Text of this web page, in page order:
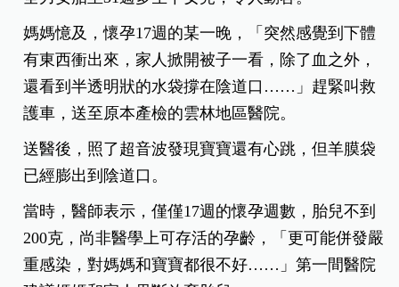
媽媽憶及，懷孕17週的某一晚，「突然感覺到下體
有東西衝出來，家人掀開被子一看，除了血之外，
還看到半透明狀的水袋撐在陰道口……」趕緊叫救
護車，送至原本產檢的雲林地區醫院。
送醫後，照了超音波發現寶寶還有心跳，但羊膜袋
已經膨出到陰道口。
當時，醫師表示，僅僅17週的懷孕週數，胎兒不到
200克，尚非醫學上可存活的孕齡，「更可能併發嚴
重感染，對媽媽和寶寶都很不好……」第一間醫院